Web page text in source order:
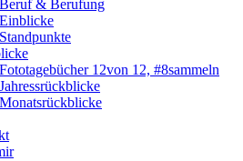
Beruf & Berufung
Einblicke
Standpunkte
Fototagebücher 12von 12, #8sammeln
Jahressrückblicke
Monatsrückblicke